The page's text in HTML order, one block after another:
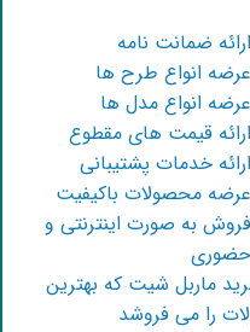
ارائه ضمانت نامه
عرضه انواع طرح ها
عرضه انواع مدل ها
ارائه قیمت های مقطوع
ارائه خدمات پشتیبانی
عرضه محصولات باکیفیت
فروش به صورت اینترنتی و
حضوری
ماربل شیت که بهترین
را می فروشد